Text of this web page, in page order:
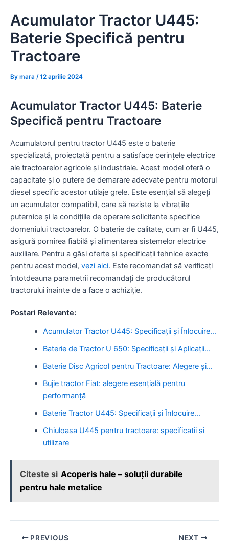
content
Acumulator Tractor U445:
Baterie Specifică pentru
Tractoare
By mara /12 aprilie 2024
Acumulator Tractor U445: Baterie
Specifică pentru Tractoare
Acumulatorul pentru tractor U445 este o baterie
specializată, proiectată pentru a satisface cerințele electrice
ale tractoarelor agricole și industriale. Acest model oferă o
capacitate și o putere de demarare adecvate pentru motorul
diesel specific acestor utilaje grele. Este esențial să alegeți
un acumulator compatibil, care să reziste la vibrațiile
puternice și la condițiile de operare solicitante specifice
domeniului tractoarelor. O baterie de calitate, cum ar fi U445,
asigură pornirea fiabilă și alimentarea sistemelor electrice
auxiliare. Pentru a găsi oferte și specificații tehnice exacte
pentru acest model, vezi aici. Este recomandat să verificați
întotdeauna parametrii recomandați de producătorul
tractorului înainte de a face o achiziție.
Postari Relevante:
Acumulator Tractor U445: Specificații și Înlocuire…
Baterie de Tractor U 650: Specificații și Aplicații…
Baterie Disc Agricol pentru Tractoare: Alegere și…
Bujie tractor Fiat: alegere esențială pentru
performanță
Baterie Tractor U445: Specificații și Înlocuire…
Chiuloasa U445 pentru tractoare: specificatii si
utilizare
Citeste si Acoperis hale – soluții durabile
pentru hale metalice
Post PREVIOUS NEXT